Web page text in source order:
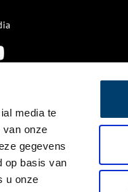
media te
van onze
gegevens
op basis van
u onze